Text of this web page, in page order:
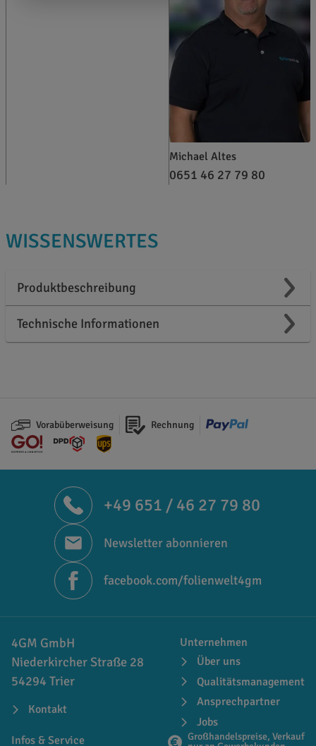
Michael Altes
0651 46 27 79 80
WISSENSWERTES
Produktbeschreibung
Technische Informationen
Vorabüberweisung Rechnung
+49 651 / 46 27 79 80
Newsletter abonnieren
facebook.com/folienwelt4gm
4GM GmbH
Niederkircher Straße 28
54294 Trier
Kontakt
Unternehmen
Über uns
Qualitätsmanagement
Ansprechpartner
Jobs
Infos & Service
Großhandelspreise, Verkauf